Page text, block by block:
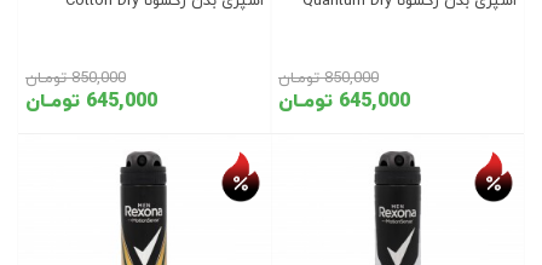
645,000 تومـان
850,000 تومـان
645,000 تومـان
850,000 تومـان